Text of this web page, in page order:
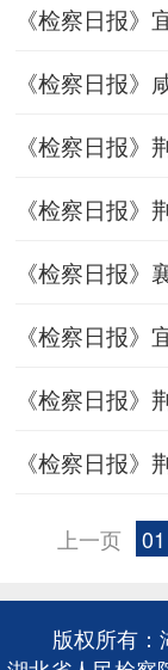
《检察日报
《检察日报
《检察日报
《检察日报
《检察日报
《检察日报
《检察日报
《检察日报
上一页 01
版权所有：